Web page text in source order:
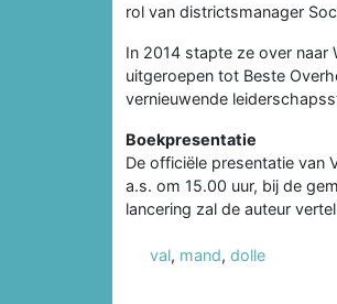
rol van districtsmanager
In 2014 stapte ze over naar
uitgeroepen tot Beste
vernieuwende
Boekpresentatie
De officiële presentatie van
a.s. om 15.00 uur, bij de
lancering zal de auteur
val, mand, dolle